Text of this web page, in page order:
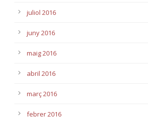
juliol 2016
juny 2016
maig 2016
abril 2016
març 2016
febrer 2016